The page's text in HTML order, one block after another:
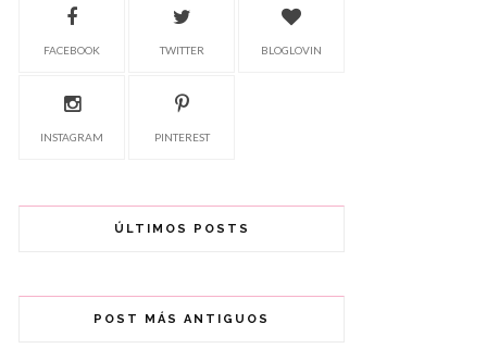
FACEBOOK TWITTER BLOGLOVIN
INSTAGRAM PINTEREST
ÚLTIMOS POSTS
POST MÁS ANTIGUOS